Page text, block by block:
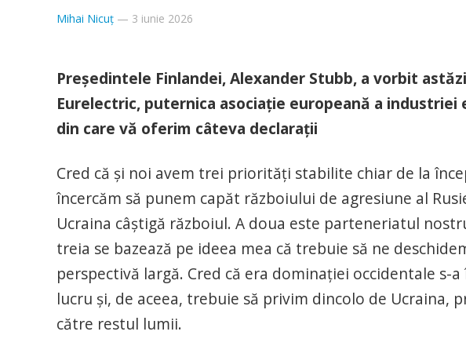
Mihai Nicuț — 3 iunie 2026
Președintele Finlandei, Alexander Stubb, a vorbit
Eurelectric, puternica asociație europeană a
din care vă oferim câteva declarații
Cred că și noi avem trei priorități stabilite chiar de la
încercăm să punem capăt războiului de agresiune al
Ucraina câștigă războiul. A doua este parteneriatul
treia se bazează pe ideea mea că trebuie să ne
perspectivă largă. Cred că era dominației occidentale s-
lucru și, de aceea, trebuie să privim dincolo de
către restul lumii.